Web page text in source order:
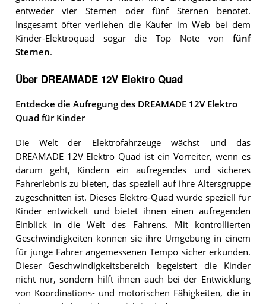
entweder vier Sternen oder fünf Sternen benotet.
Insgesamt öfter verliehen die Käufer im Web bei dem
Kinder-Elektroquad sogar die Top Note von fünf
Sternen.
Über DREAMADE 12V Elektro Quad
Entdecke die Aufregung des DREAMADE 12V Elektro
Quad für Kinder
Die Welt der Elektrofahrzeuge wächst und das
DREAMADE 12V Elektro Quad ist ein Vorreiter, wenn es
darum geht, Kindern ein aufregendes und sicheres
Fahrerlebnis zu bieten, das speziell auf ihre Altersgruppe
zugeschnitten ist. Dieses Elektro-Quad wurde speziell für
Kinder entwickelt und bietet ihnen einen aufregenden
Einblick in die Welt des Fahrens. Mit kontrollierten
Geschwindigkeiten können sie ihre Umgebung in einem
für junge Fahrer angemessenen Tempo sicher erkunden.
Dieser Geschwindigkeitsbereich begeistert die Kinder
nicht nur, sondern hilft ihnen auch bei der Entwicklung
von Koordinations- und motorischen Fähigkeiten, die in